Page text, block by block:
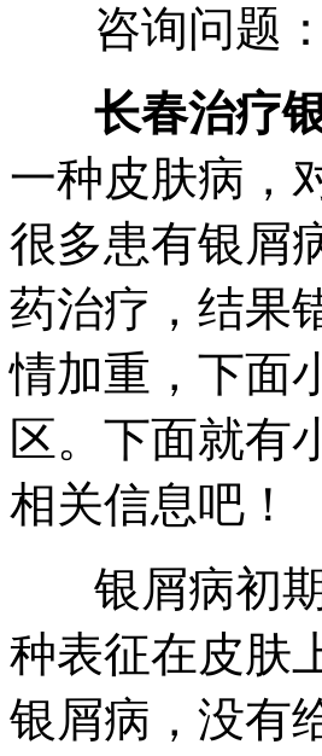
咨询问题：
长春治疗
一种皮肤病，
很多患有银屑
药治疗，结果
情加重，下面
区。下面就有
相关信息吧！
银屑病初期
种表征在皮肤
银屑病，没有